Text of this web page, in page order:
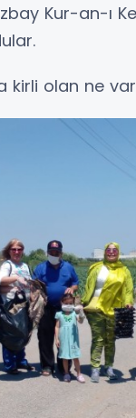
Kur-an-ı
kirli olan ne